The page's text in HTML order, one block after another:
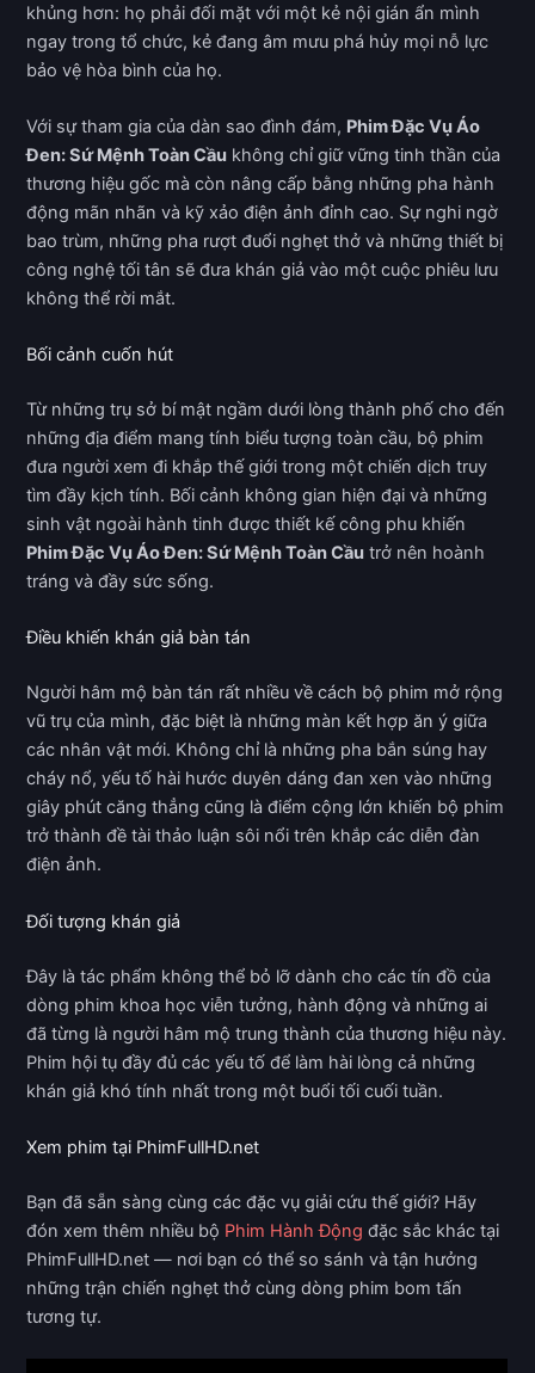
khủng hơn: họ phải đối mặt với một kẻ nội gián ẩn mình
ngay trong tổ chức, kẻ đang âm mưu phá hủy mọi nỗ lực
bảo vệ hòa bình của họ.
Với sự tham gia của dàn sao đình đám, Phim Đặc Vụ Áo
Đen: Sứ Mệnh Toàn Cầu không chỉ giữ vững tinh thần của
thương hiệu gốc mà còn nâng cấp bằng những pha hành
động mãn nhãn và kỹ xảo điện ảnh đỉnh cao. Sự nghi ngờ
bao trùm, những pha rượt đuổi nghẹt thở và những thiết bị
công nghệ tối tân sẽ đưa khán giả vào một cuộc phiêu lưu
không thể rời mắt.
Bối cảnh cuốn hút
Từ những trụ sở bí mật ngầm dưới lòng thành phố cho đến
những địa điểm mang tính biểu tượng toàn cầu, bộ phim
đưa người xem đi khắp thế giới trong một chiến dịch truy
tìm đầy kịch tính. Bối cảnh không gian hiện đại và những
sinh vật ngoài hành tinh được thiết kế công phu khiến
Phim Đặc Vụ Áo Đen: Sứ Mệnh Toàn Cầu trở nên hoành
tráng và đầy sức sống.
Điều khiến khán giả bàn tán
Người hâm mộ bàn tán rất nhiều về cách bộ phim mở rộng
vũ trụ của mình, đặc biệt là những màn kết hợp ăn ý giữa
các nhân vật mới. Không chỉ là những pha bắn súng hay
cháy nổ, yếu tố hài hước duyên dáng đan xen vào những
giây phút căng thẳng cũng là điểm cộng lớn khiến bộ phim
trở thành đề tài thảo luận sôi nổi trên khắp các diễn đàn
điện ảnh.
Đối tượng khán giả
Đây là tác phẩm không thể bỏ lỡ dành cho các tín đồ của
dòng phim khoa học viễn tưởng, hành động và những ai
đã từng là người hâm mộ trung thành của thương hiệu này.
Phim hội tụ đầy đủ các yếu tố để làm hài lòng cả những
khán giả khó tính nhất trong một buổi tối cuối tuần.
Xem phim tại PhimFullHD.net
Bạn đã sẵn sàng cùng các đặc vụ giải cứu thế giới? Hãy
đón xem thêm nhiều bộ Phim Hành Động đặc sắc khác tại
PhimFullHD.net — nơi bạn có thể so sánh và tận hưởng
những trận chiến nghẹt thở cùng dòng phim bom tấn
tương tự.